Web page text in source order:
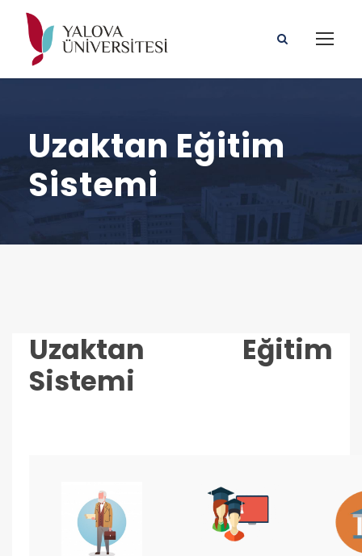
Uzaktan Eğitim
Sistemi
Uzaktan Eğitim
Sistemi